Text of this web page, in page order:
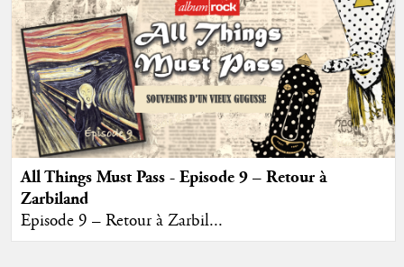
All Things Must Pass - Episode 9 – Retour à
Zarbiland
Episode 9 – Retour à Zarbil...